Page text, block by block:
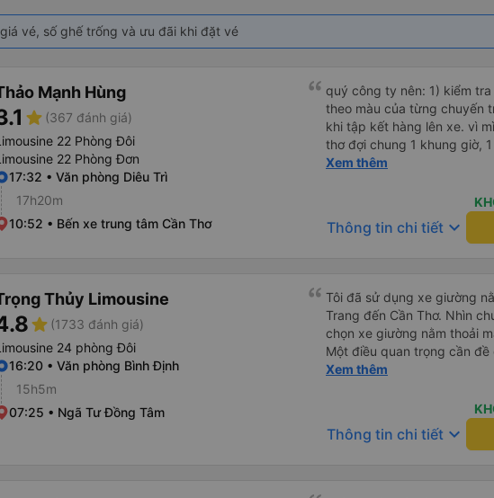
vé, số ghế trống và ưu đãi khi đặt vé
Mạnh Hùng
star (367 đánh giá)
22 Phòng Đôi
22 Phòng Đơn
17:32 • Văn phòng Diêu Trì
17h20m
10:52 • Bến xe trung tâm Cần Thơ
quý công ty nên: 1) kiểm tra và dán tem hành lý cho khách
theo màu của từng chuyến
khi tập kết hàng lên xe. vì
thơ đợi chung 1 khung giờ, 1 địa điểm. vì là
của quý công ty nên rất hài
cải thiện ngày một phát triển. 2) đồng nhất về cách giao
và CSKH nhẹ nhàng, chu
là nhà xe được yêu thích và lựa
thời sinh viên"
Xem thêm
Thông tin chi tiết keyboard_arrow_down
Thủy Limousine
star (1733 đánh giá)
24 phòng Đôi
16:20 • Văn phòng Bình Định
15h5m
07:25 • Ngã Tư Đồng Tâm
Tôi đã sử dụng xe giường
Trang đến Cần Thơ. Nhìn
chọn xe giường nằm thoải
Một điều quan trọng cần đề
xe, điều này có thể gây khó
chuyến đi vẫn khá thoải
(hôm qua) rất tốt. Mặc dù
nhưng công ty đã thông
Xem thêm
Thông tin chi tiết keyboard_arrow_down